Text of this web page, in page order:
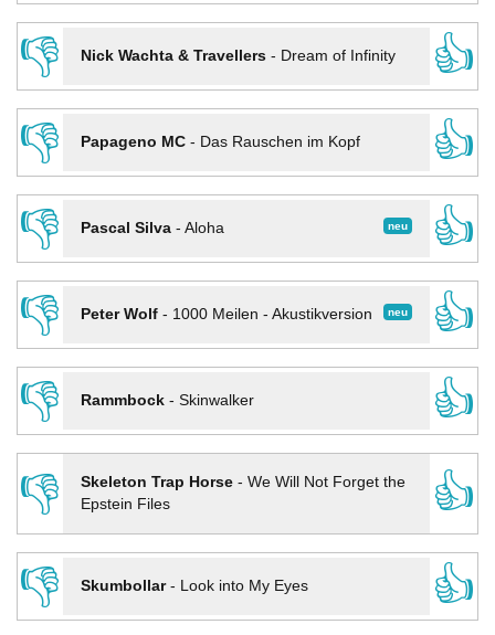
👎
Nick Wachta & Travellers- Dream of Infinity
👍
👎
Papageno MC- Das Rauschen im Kopf
👍
👎
neu
Pascal Silva- Aloha
👍
👎
neu
Peter Wolf- 1000 Meilen - Akustikversion
👍
👎
Rammbock- Skinwalker
👍
👎
Skeleton Trap Horse- We Will Not Forget the
Epstein Files
👍
👎
Skumbollar- Look into My Eyes
👍